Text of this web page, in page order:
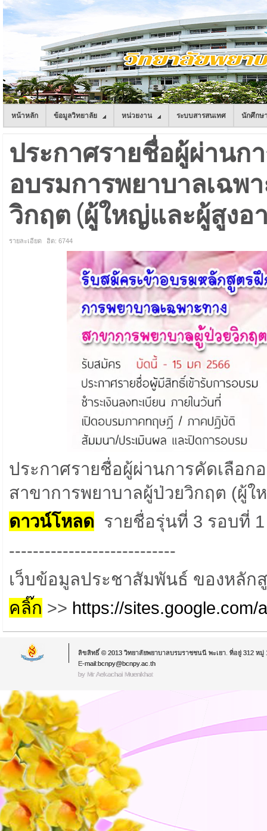
หน้าหลัก ข้อมูลวิทยาลัย หน่วยงาน ระบบสารสนเทศ นักศึกษ
ประกาศรายชื่อผู้ผ่านก
อบรมการพยาบาลเฉพ
วิกฤต (ผู้ใหญ่และผู้สูงอ
รายละเอียด ฮิต: 6744
ประกาศรายชื่อผู้ผ่านการคัดเลือ
สาขาการพยาบาลผู้ป่วยวิกฤต (ผู้ใ
ดาวน์โหลด รายชื่อรุ่นที่ 3 รอบที่
----------------------------
เว็บข้อมูลประชาสัมพันธ์ ของหลัก
คลิ๊ก >> https://sites.google.com/
ลิขสิทธิ์ © 2013 วิทยาลัยพยาบาลบรมราชชนนี พะเยา. ที่อยู่ 312 หมู่
E-mail:bcnpy@bcnpy.ac.th
by Mr.Aekachai Muenkhat